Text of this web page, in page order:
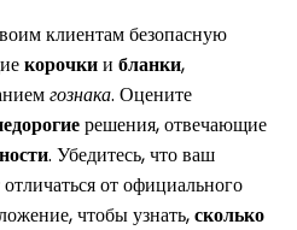
клиентам безопасную
корочкии бланки,
гознака. Оцените
решения, отвечающие
. Убедитесь, что ваш
отличаться от официального
чтобы узнать,сколько